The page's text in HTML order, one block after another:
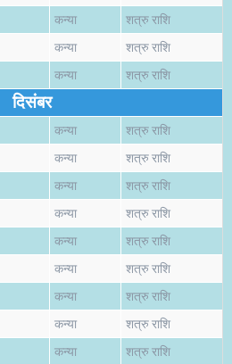
कन्या शत्रु राशि
कन्या शत्रु राशि
कन्या शत्रु राशि
दिसंबर
कन्या शत्रु राशि
कन्या शत्रु राशि
कन्या शत्रु राशि
कन्या शत्रु राशि
कन्या शत्रु राशि
कन्या शत्रु राशि
कन्या शत्रु राशि
कन्या शत्रु राशि
कन्या शत्रु राशि